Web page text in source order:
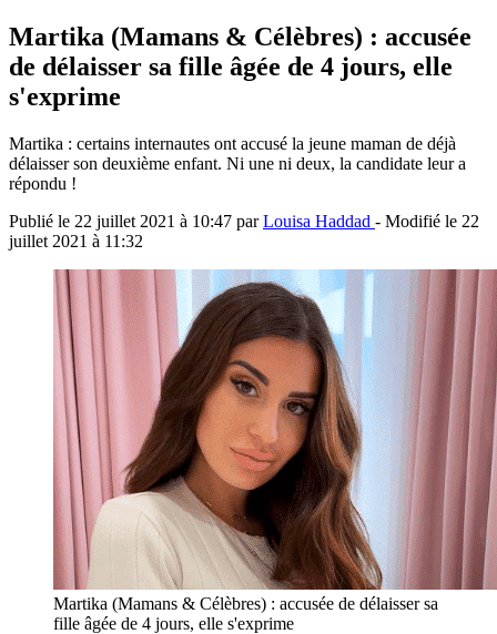
Martika (Mamans & Célèbres) : accusée
de délaisser sa fille âgée de 4 jours, elle
s'exprime
Martika : certains internautes ont accusé la jeune maman de déjà
délaisser son deuxième enfant. Ni une ni deux, la candidate leur a
répondu !
Publié le 22 juillet 2021 à 10:47 parLouisa Haddad - Modifié le 22
juillet 2021 à 11:32
Martika (Mamans & Célèbres) : accusée de délaisser sa
fille âgée de 4 jours, elle s'exprime